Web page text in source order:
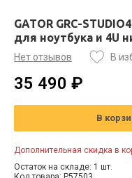
GATOR GRC-
для ноутбука и 4U
Нет отзывов В
35 490 ₽
В
Дополнительная скидка в
Остаток на складе: 1 шт.